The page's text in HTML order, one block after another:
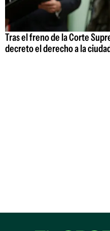
Tras el freno de la Corte
decreto el derecho a la